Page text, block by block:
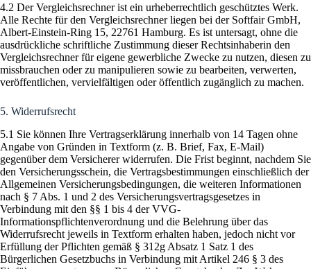
4.2 Der Vergleichsrechner ist ein urheberrechtlich geschütztes Werk.
Alle Rechte für den Vergleichsrechner liegen bei der Softfair GmbH,
Albert-Einstein-Ring 15, 22761 Hamburg. Es ist untersagt, ohne die
ausdrückliche schriftliche Zustimmung dieser Rechtsinhaberin den
Vergleichsrechner für eigene gewerbliche Zwecke zu nutzen, diesen zu
missbrauchen oder zu manipulieren sowie zu bearbeiten, verwerten,
veröffentlichen, vervielfältigen oder öffentlich zugänglich zu machen.
5. Widerrufsrecht
5.1 Sie können Ihre Vertragserklärung innerhalb von 14 Tagen ohne
Angabe von Gründen in Textform (z. B. Brief, Fax, E-Mail)
gegenüber dem Versicherer widerrufen. Die Frist beginnt, nachdem Sie
den Versicherungsschein, die Vertragsbestimmungen einschließlich der
Allgemeinen Versicherungsbedingungen, die weiteren Informationen
nach § 7 Abs. 1 und 2 des Versicherungsvertragsgesetzes in
Verbindung mit den §§ 1 bis 4 der VVG-
Informationspflichtenverordnung und die Belehrung über das
Widerrufsrecht jeweils in Textform erhalten haben, jedoch nicht vor
Erfüllung der Pflichten gemäß § 312g Absatz 1 Satz 1 des
Bürgerlichen Gesetzbuchs in Verbindung mit Artikel 246 § 3 des